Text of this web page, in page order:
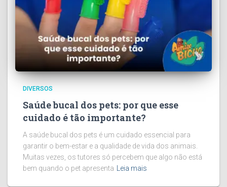
DIVERSOS
Saúde bucal dos pets: por que esse
cuidado é tão importante?
A saúde bucal dos pets é um cuidado essencial para
garantir o bem-estar e a qualidade de vida dos animais.
Muitas vezes, os tutores só percebem que algo não está
bem quando o pet apresenta Leia mais